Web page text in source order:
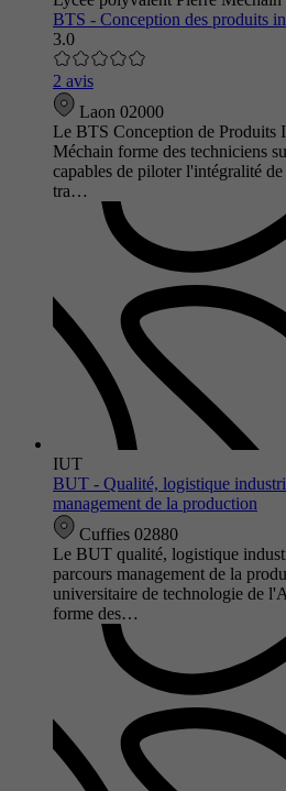
BTS - Conception des produits
3.0
2 avis
Laon 02000
Le BTS Conception de Produits
Méchain forme des techniciens
capables de piloter l'intégralité
tra…
IUT
BUT - Qualité, logistique
management de la production
Cuffies 02880
Le BUT qualité, logistique
parcours management de la
universitaire de technologie de
forme des…